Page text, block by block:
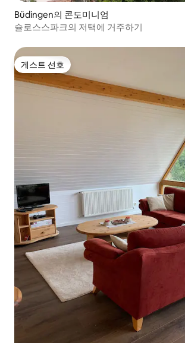
Büdingen의 콘도미니엄
슐로스스파크의 저택에 거주하기
게스트 선호
게스트 선호